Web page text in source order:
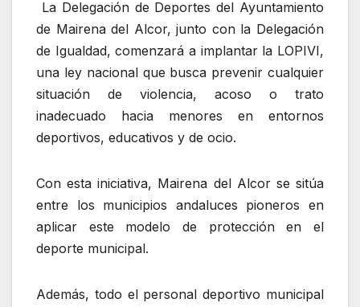
La Delegación de Deportes del Ayuntamiento
de Mairena del Alcor, junto con la Delegación
de Igualdad, comenzará a implantar la LOPIVI,
una ley nacional que busca prevenir cualquier
situación de violencia, acoso o trato
inadecuado hacia menores en entornos
deportivos, educativos y de ocio.
Con esta iniciativa, Mairena del Alcor se sitúa
entre los municipios andaluces pioneros en
aplicar este modelo de protección en el
deporte municipal.
Además, todo el personal deportivo municipal